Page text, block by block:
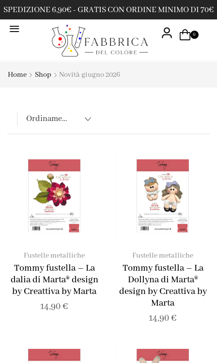
SPEDIZIONE 6,90€ - GRATIS CON ORDINE MINIMO DI 70€
0
Home Shop Novità giugno 2026
Fustelle metalliche
Tommy fustella – La
dalia di Marta® design
by Creattiva by Marta
14,90€
Fustelle metalliche
Tommy fustella – La
Dollyna di Marta®
design by Creattiva by
Marta
14,90€